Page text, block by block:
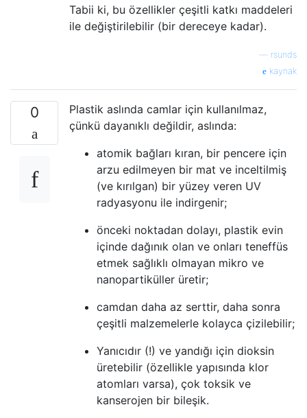
Tabii ki, bu özellikler çeşitli katkı maddeleri
ile değiştirilebilir (bir dereceye kadar).
rsunds
kaynak
0
Plastik aslında camlar için kullanılmaz,
çünkü dayanıklı değildir, aslında:
atomik bağları kıran, bir pencere için
arzu edilmeyen bir mat ve inceltilmiş
(ve kırılgan) bir yüzey veren UV
radyasyonu ile indirgenir;
önceki noktadan dolayı, plastik evin
içinde dağınık olan ve onları teneffüs
etmek sağlıklı olmayan mikro ve
nanopartiküller üretir;
camdan daha az serttir, daha sonra
çeşitli malzemelerle kolayca çizilebilir;
Yanıcıdır (!) ve yandığı için dioksin
üretebilir (özellikle yapısında klor
atomları varsa), çok toksik ve
kanserojen bir bileşik.